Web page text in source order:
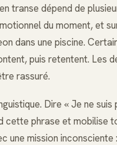
transe dépend de
du moment, et
dans une piscine.
puis retentent. Les
rassuré.
Dire « Je ne
cette phrase et mobilise
une mission